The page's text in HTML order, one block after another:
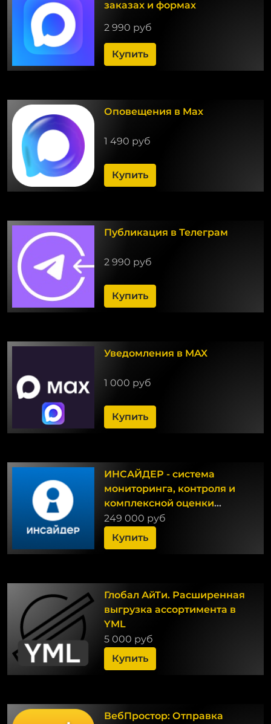
заказах и формах
2 990 руб
Купить
Оповещения в Max
1 490 руб
Купить
Публикация в Телеграм
2 990 руб
Купить
Уведомления в MAX
1 000 руб
Купить
ИНСАЙДЕР - система
мониторинга, контроля и
комплексной оценки
эффективности работы
персонала
249 000 руб
Купить
Глобал АйТи. Расширенная
выгрузка ассортимента в
YML
5 000 руб
Купить
ВебПростор: Отправка